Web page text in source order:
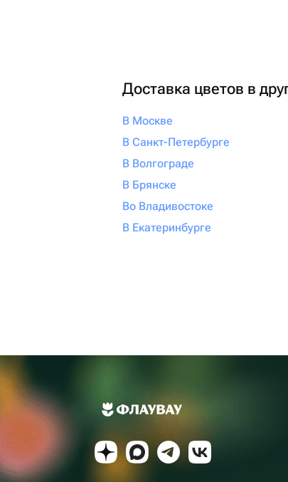
Доставка цветов в
В Москве
В Санкт-Петербурге
В Волгограде
В Брянске
Во Владивостоке
В Екатеринбурге